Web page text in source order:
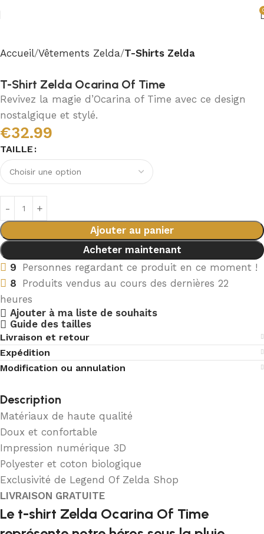
Accueil Vêtements Zelda T-Shirts Zelda
T-Shirt Zelda Ocarina Of Time
Revivez la magie d’Ocarina of Time avec ce design
nostalgique et stylé.
€32.99
TAILLE
Ajouter au panier
Acheter maintenant
9 Personnes regardant ce produit en ce moment !
8 Produits vendus au cours des dernières 22
heures
Ajouter à ma liste de souhaits
Guide des tailles
Livraison et retour
Expédition
Modification ou annulation
Description
Matériaux de haute qualité
Doux et confortable
Impression numérique 3D
Polyester et coton biologique
Exclusivité de Legend Of Zelda Shop
LIVRAISON GRATUITE
Le t-shirt Zelda Ocarina Of Time